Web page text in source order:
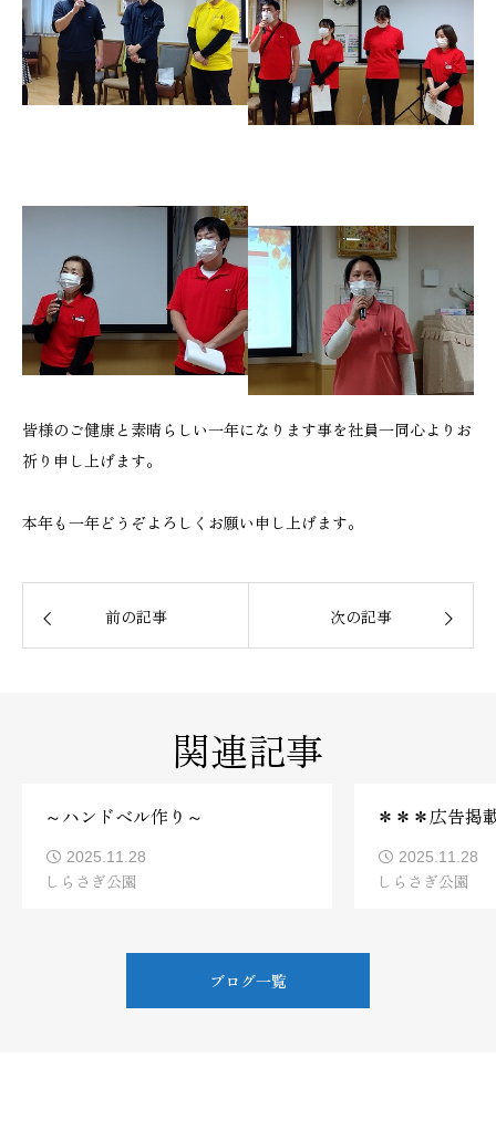
皆様のご健康と素晴らしい一年になります事を社員一同心よりお
祈り申し上げます。
本年も一年どうぞよろしくお願い申し上げます。
前の記事 次の記事
関連記事
～ハンドベル作り～
2025.11.28
しらさぎ公園
＊＊＊広告掲
2025.11.28
しらさぎ公園
ブログ一覧